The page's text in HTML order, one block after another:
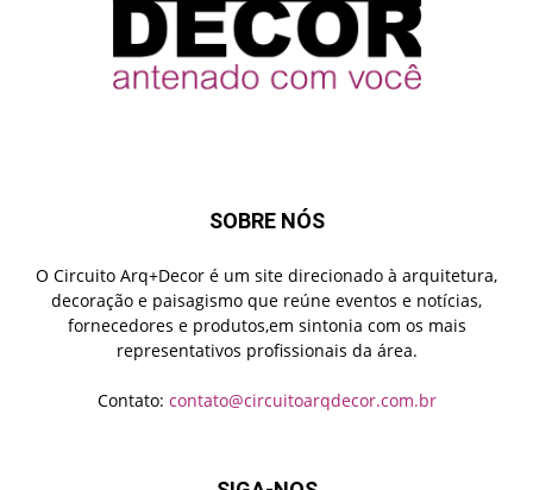
SOBRE NÓS
O Circuito Arq+Decor é um site direcionado à arquitetura,
decoração e paisagismo que reúne eventos e notícias,
fornecedores e produtos,em sintonia com os mais
representativos profissionais da área.
Contato: contato@circuitoarqdecor.com.br